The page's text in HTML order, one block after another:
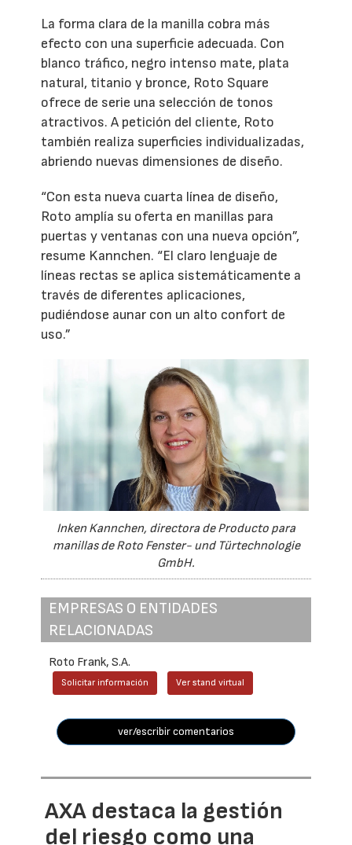
La forma clara de la manilla cobra más
efecto con una superficie adecuada. Con
blanco tráfico, negro intenso mate, plata
natural, titanio y bronce, Roto Square
ofrece de serie una selección de tonos
atractivos. A petición del cliente, Roto
también realiza superficies individualizadas,
abriendo nuevas dimensiones de diseño.
“Con esta nueva cuarta línea de diseño,
Roto amplía su oferta en manillas para
puertas y ventanas con una nueva opción”,
resume Kannchen. “El claro lenguaje de
líneas rectas se aplica sistemáticamente a
través de diferentes aplicaciones,
pudiéndose aunar con un alto confort de
uso.”
Inken Kannchen, directora de Producto para
manillas de Roto Fenster- und Türtechnologie
GmbH.
EMPRESAS O ENTIDADES
RELACIONADAS
Roto Frank, S.A.
Solicitar información Ver stand virtual
ver/escribir comentarios
AXA destaca la gestión
del riesgo como una